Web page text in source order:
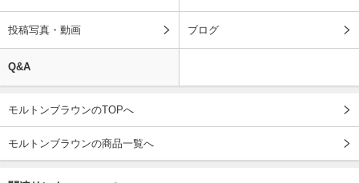
投稿写真・動画 ブログ
Q&A
モルトンブラウンのTOPへ
モルトンブラウンの商品一覧へ